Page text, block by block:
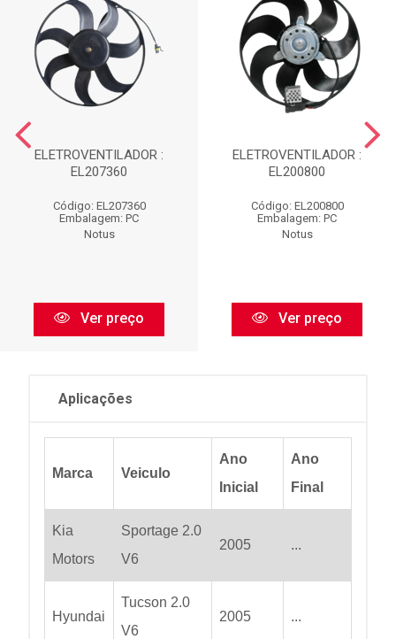
ELETROVENTILADOR :
EL207360
Código: EL207360
Embalagem: PC
Notus
Ver preço
ELETROVENTILADOR :
EL200800
Código: EL200800
Embalagem: PC
Notus
Ver preço
Aplicações
Marca Veiculo
Ano
Inicial
Ano
Final
Kia
Motors
Sportage 2.0
V6
2005 ...
Hyundai
Tucson 2.0
V6
2005 ...